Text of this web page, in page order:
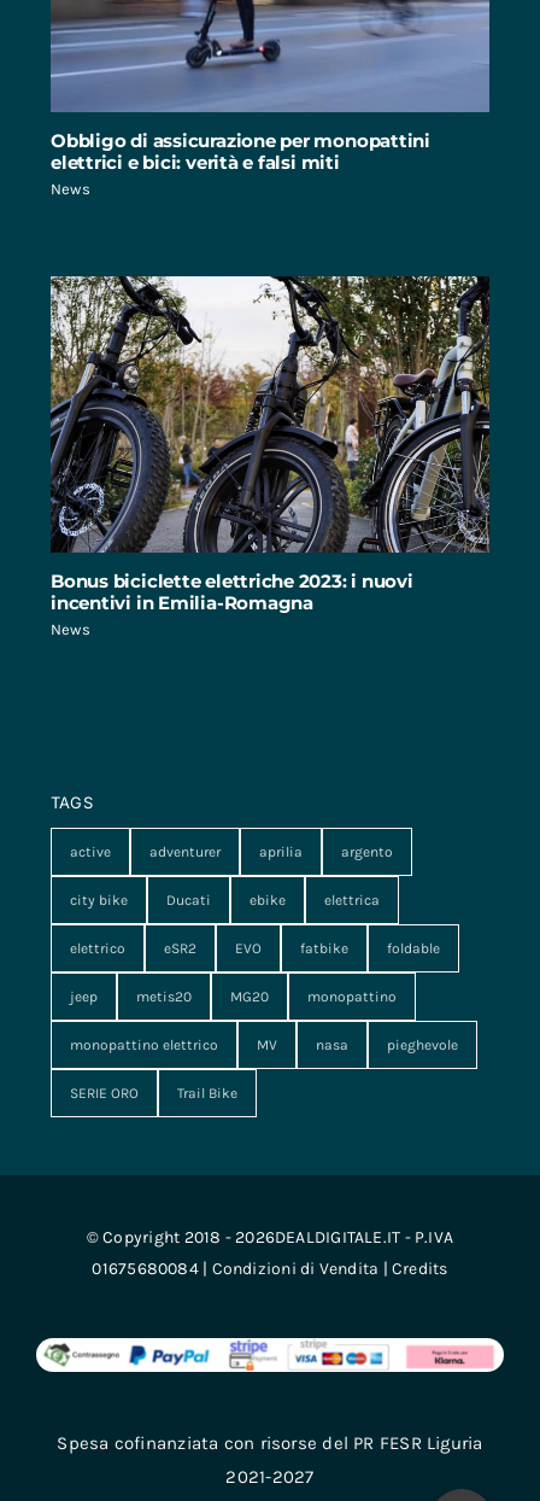
Obbligo di assicurazione per monopattini
elettrici e bici: verità e falsi miti
News
Bonus biciclette elettriche 2023: i nuovi
incentivi in Emilia-Romagna
News
TAGS
active adventurer aprilia argento
city bike Ducati ebike elettrica
elettrico eSR2 EVO fatbike foldable
jeep metis20 MG20 monopattino
monopattino elettrico MV nasa pieghevole
SERIE ORO Trail Bike
© Copyright 2018 - 2026DEALDIGITALE.IT - P.IVA
01675680084 | Condizioni di Vendita | Credits
Spesa cofinanziata con risorse del PR FESR Liguria
2021-2027